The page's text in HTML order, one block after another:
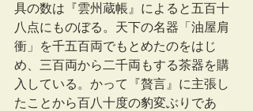
具の数は『雲州蔵帳』によると五百十
八点にものぼる。天下の名器「油屋肩
衝」を千五百両でもとめたのをはじ
め、三百両から二千両もする茶器を購
入している。かって『贅言』に主張し
たことから百八十度の豹変ぶりであ